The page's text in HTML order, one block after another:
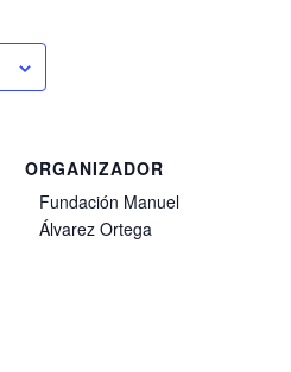
ORGANIZADOR
Fundación Manuel
Álvarez Ortega